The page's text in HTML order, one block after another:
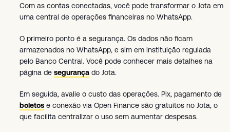
Com as contas conectadas, você pode transformar o Jota em
uma central de operações financeiras no WhatsApp.
O primeiro ponto é a segurança. Os dados não ficam
armazenados no WhatsApp, e sim em instituição regulada
pelo Banco Central. Você pode conhecer mais detalhes na
página de segurança do Jota.
Em seguida, avalie o custo das operações. Pix, pagamento de
boletos e conexão via Open Finance são gratuitos no Jota, o
que facilita centralizar o uso sem aumentar despesas.